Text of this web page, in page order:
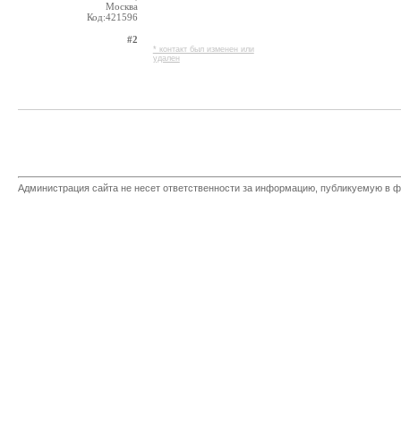
Москва
Код:421596
#2
* контакт был изменен или
удален
Администрация сайта не несет ответственности за информацию, публикуемую